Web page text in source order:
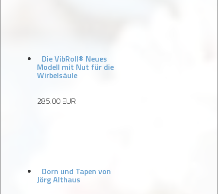
Die VibRoll® Neues
Modell mit Nut für die
Wirbelsäule
285.00 EUR
Dorn und Tapen von
Jörg Althaus